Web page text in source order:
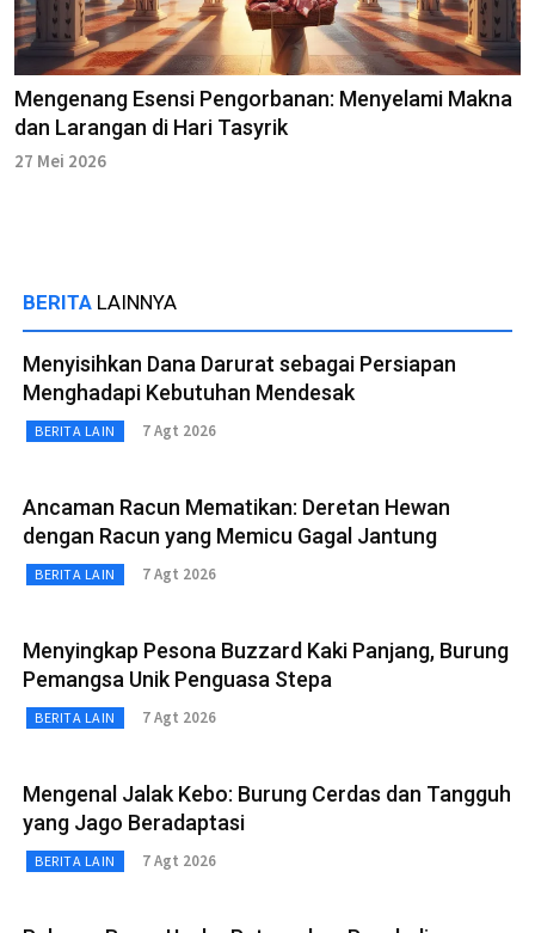
Mengenang Esensi Pengorbanan: Menyelami Makna
dan Larangan di Hari Tasyrik
27 Mei 2026
BERITA LAINNYA
Menyisihkan Dana Darurat sebagai Persiapan
Menghadapi Kebutuhan Mendesak
BERITA LAIN 7 Agt 2026
Ancaman Racun Mematikan: Deretan Hewan
dengan Racun yang Memicu Gagal Jantung
BERITA LAIN 7 Agt 2026
Menyingkap Pesona Buzzard Kaki Panjang, Burung
Pemangsa Unik Penguasa Stepa
BERITA LAIN 7 Agt 2026
Mengenal Jalak Kebo: Burung Cerdas dan Tangguh
yang Jago Beradaptasi
BERITA LAIN 7 Agt 2026